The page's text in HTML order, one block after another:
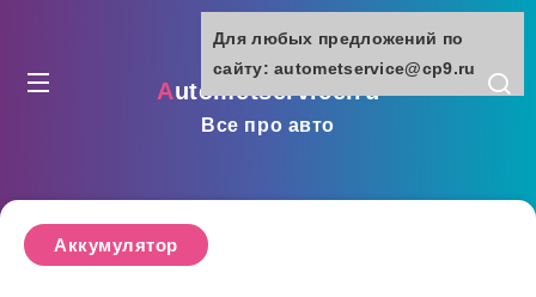
autometservice.ru
Все про авто
Аккумулятор
Для любых предложений по
сайту: autometservice@cp9.ru